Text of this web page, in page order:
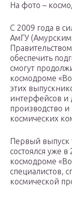
На фото –
С 2009 года в
АмГУ (Амурским
обеспечить
смогут
космодроме
этих
интерфейсов и
производство
космических
Первый выпуск
состоялся уже
космодроме
специалистов,
космической